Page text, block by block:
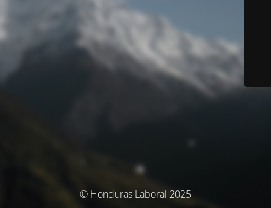
© Honduras Laboral 2025